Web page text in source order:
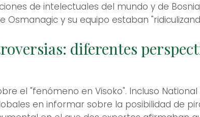
de intelectuales del mundo y de
y su equipo estaban
diferentes
el "fenómeno en Visoko". Incluso
en informar sobre la posibilidad de